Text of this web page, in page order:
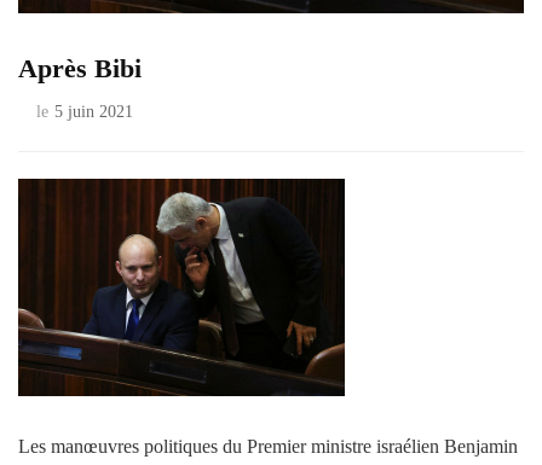
Après Bibi
le 5 juin 2021
Les manœuvres politiques du Premier ministre israélien Benjamin